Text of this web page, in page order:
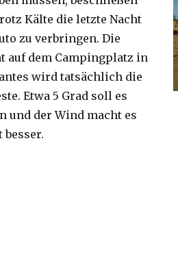
Kälte die letzte Nacht
zu verbringen. Die
auf dem Campingplatz in
wird tatsächlich die
Etwa 5 Grad soll es
und der Wind macht es
besser.